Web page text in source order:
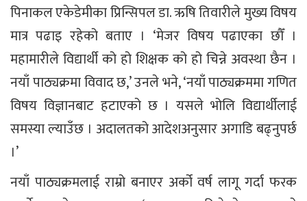
पिनाकल एकेडेमीका प्रिन्सिपल डा. ऋषि तिवारीले मुख्य विषय
मात्र पढाइ रहेको बताए । ‘मेजर विषय पढाएका छौँ ।
महामारीले विद्यार्थी को हो शिक्षक को हो चिन्ने अवस्था छैन ।
नयाँ पाठ्यक्रमा विवाद छ,’ उनले भने, ‘नयाँ पाठ्यक्रममा गणित
विषय विज्ञानबाट हटाएको छ । यसले भोलि विद्यार्थीलाई
समस्या ल्याउँछ । अदालतको आदेशअनुसार अगाडि बढ्नुपर्छ
।’
नयाँ पाठ्यक्रमलाई राम्रो बनाएर अर्को वर्ष लागू गर्दा फरक